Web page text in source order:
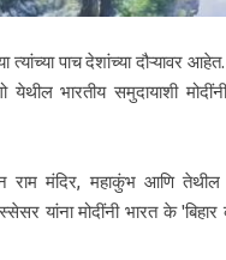
पाच देशांच्या दौऱ्यावर
भारतीय समुदायाशी
राम मंदिर, महाकुंभ आणि
यांना मोदींनी भारत के